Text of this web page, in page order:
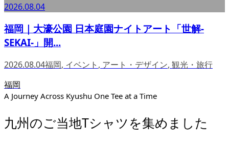
2026.08.04
福岡｜大濠公園 日本庭園ナイトアート「世解-
SEKAI-」開...
2026.08.04福岡, イベント , アート・デザイン, 観光・旅行
福岡
A Journey Across Kyushu One Tee at a Time
九州のご当地Tシャツを集めました